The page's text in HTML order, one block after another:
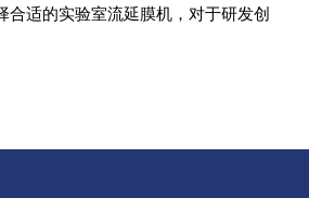
合适的实验室流延膜机，对于研发创